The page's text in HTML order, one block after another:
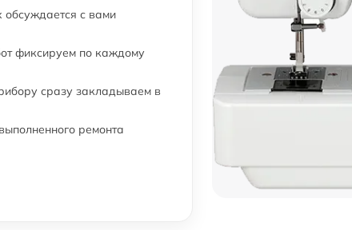
обсуждается с вами
фиксируем по каждому
сразу закладываем в
ремонта